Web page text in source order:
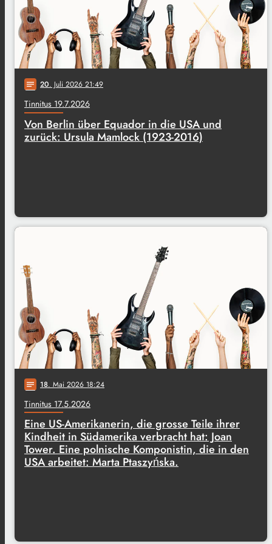
notes 20. Juli 2026 21:49
Tinnitus 19.7.2026
Von Berlin über Equador in die USA und
zurück: Ursula Mamlock (1923-2016)
notes 18. Mai 2026 18:24
Tinnitus 17.5.2026
Eine US-Amerikanerin, die grosse Teile ihrer
Kindheit in Südamerika verbracht hat: Joan
Tower. Eine polnische Komponistin, die in den
USA arbeitet: Marta Ptaszyńska.